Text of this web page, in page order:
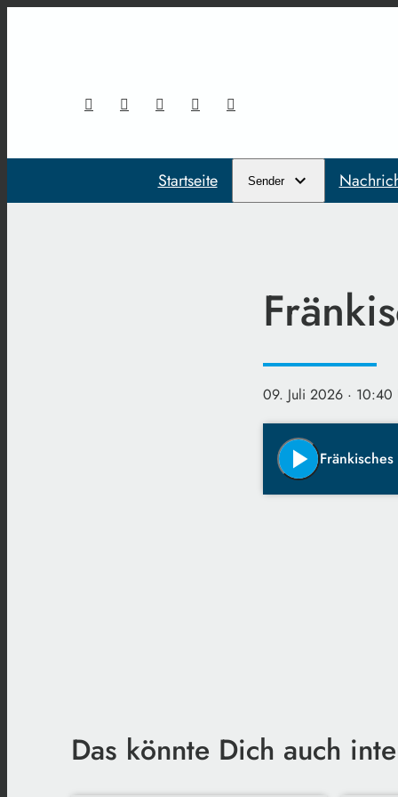
Startseite Sender
09. Juli 2026 · 10:40
play_arrow
Das könnte Dich auch